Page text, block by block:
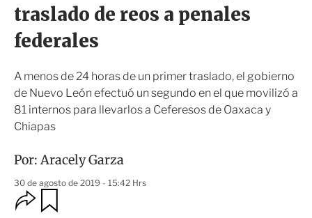
ó
n
r
traslado de reos a penales
federales
A menos de 24 horas de un primer traslado, el gobierno
de Nuevo León efectuó un segundo en el que movilizó a
81 internos para llevarlos a Ceferesos de Oaxaca y
Chiapas
Por:Aracely Garza
30 de agosto de 2019 - 15:42 Hrs
O
p